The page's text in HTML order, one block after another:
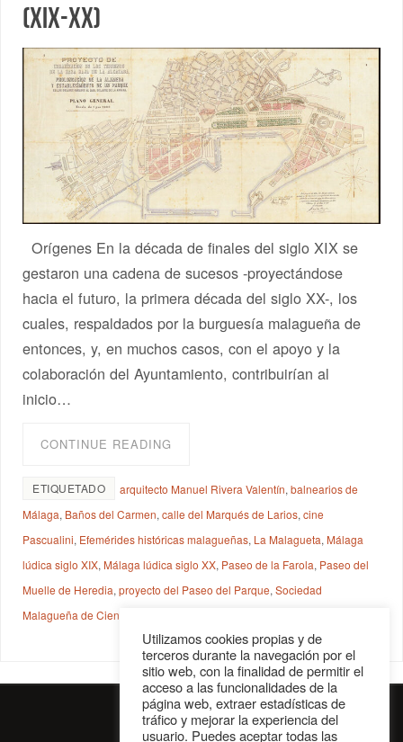
(XIX-XX)
Orígenes En la década de finales del siglo XIX se
gestaron una cadena de sucesos -proyectándose
hacia el futuro, la primera década del siglo XX-, los
cuales, respaldados por la burguesía malagueña de
entonces, y, en muchos casos, con el apoyo y la
colaboración del Ayuntamiento, contribuirían al
inicio…
CONTINUE READING
ETIQUETADO arquitecto Manuel Rivera Valentín,balnearios de
Málaga, Baños del Carmen,calle del Marqués de Larios,cine
Pascualini, Efemérides históricas malagueñas, La Malagueta, Málaga
lúdica siglo XIX, Málaga lúdica siglo XX, Paseo de la Farola, Paseo del
Muelle de Heredia,proyecto del Paseo del Parque,Sociedad
Malagueña de Ciencias
Utilizamos cookies propias y de
terceros durante la navegación por el
sitio web, con la finalidad de permitir el
acceso a las funcionalidades de la
página web, extraer estadísticas de
tráfico y mejorar la experiencia del
usuario. Puedes aceptar todas las